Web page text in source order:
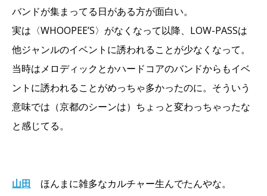
バンドが集まってる日がある方が面白い。
実は〈WHOOPEE’S〉がなくなって以降、LOW-PASSは
他ジャンルのイベントに誘われることが少なくなって。
当時はメロディックとかハードコアのバンドからもイベ
ントに誘われることがめっちゃ多かったのに。そういう
意味では（京都のシーンは）ちょっと変わっちゃったな
と感じてる。
山田 ほんまに雑多なカルチャー生んでたんやな。